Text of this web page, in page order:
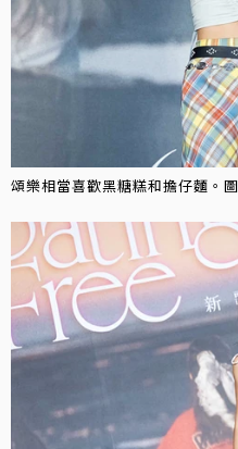
頌樂相當喜歡黑糖糕和擔仔麵。